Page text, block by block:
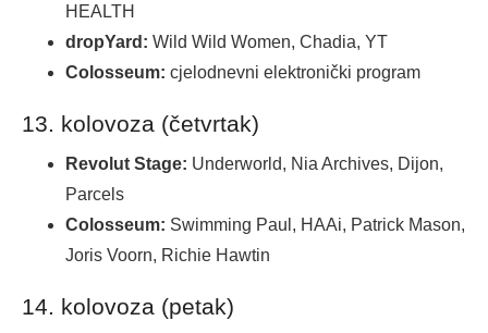
HEALTH
dropYard: Wild Wild Women, Chadia, YT
Colosseum: cjelodnevni elektronički program
13. kolovoza (četvrtak)
Revolut Stage: Underworld, Nia Archives, Dijon,
Parcels
Colosseum: Swimming Paul, HAAi, Patrick Mason,
Joris Voorn, Richie Hawtin
14. kolovoza (petak)